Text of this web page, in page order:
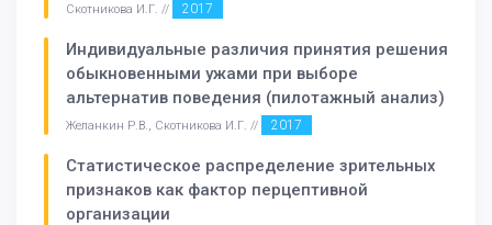
Скотникова И.Г. // 2017
Индивидуальные различия принятия решения
обыкновенными ужами при выборе
альтернатив поведения (пилотажный анализ)
Желанкин Р.В., Скотникова И.Г. // 2017
Статистическое распределение зрительных
признаков как фактор перцептивной
организации